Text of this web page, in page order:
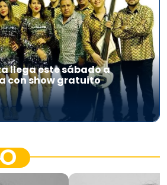
llega este sábado a
con show gratuito